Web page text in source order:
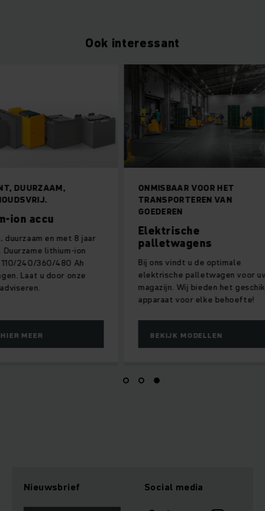
Ook interessant
en met 8 jaar
lithium-ion
360/480 Ah
u door onze
ONMISBAAR VOOR HET
TRANSPORTEREN VAN
GOEDEREN
Elektrische
palletwagens
Bij ons vindt u de optimale
elektrische palletwagen voor uw
magazijn. Wij bieden het geschikte
apparaat voor elke behoefte!
BEKIJK MODELLEN
Nieuwsbrief Social media